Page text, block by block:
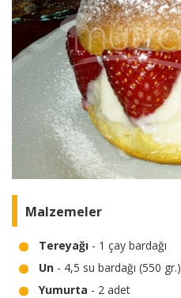
Malzemeler
Tereyağı - 1 çay bardağı
Un - 4,5 su bardağı (550 gr.)
Yumurta - 2 adet